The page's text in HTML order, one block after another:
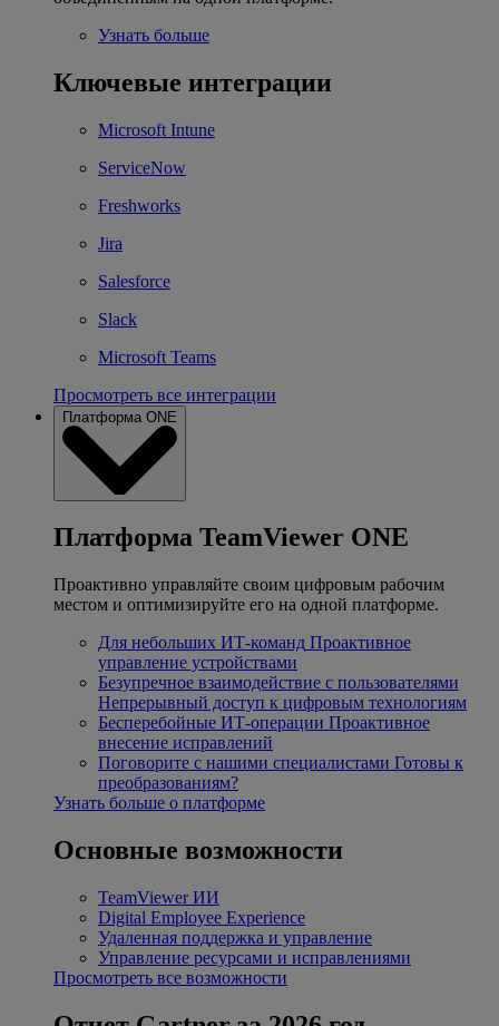
Узнать больше
Ключевые интеграции
Microsoft Intune
ServiceNow
Freshworks
Jira
Salesforce
Slack
Microsoft Teams
Просмотреть все интеграции
Платформа ONE
Платформа TeamViewer ONE
Проактивно управляйте своим цифровым рабочим
местом и оптимизируйте его на одной платформе.
Для небольших ИТ-команд Проактивное
управление устройствами
Безупречное взаимодействие с пользователями
Непрерывный доступ к цифровым технологиям
Бесперебойные ИТ-операции Проактивное
внесение исправлений
Поговорите с нашими специалистами Готовы к
преобразованиям?
Узнать больше о платформе
Основные возможности
TeamViewer ИИ
Digital Employee Experience
Удаленная поддержка и управление
Управление ресурсами и исправлениями
Просмотреть все возможности